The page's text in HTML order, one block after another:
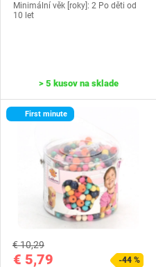
Minimální věk [roky]: 2 Po děti od
10 let
> 5 kusov na sklade
First minute
€ 5,79
€ 10,29
-44 %